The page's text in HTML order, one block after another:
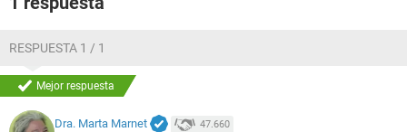
RESPUESTA 1 / 1
Mejor respuesta
Dra. Marta Marnet 47.660